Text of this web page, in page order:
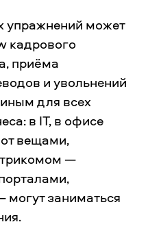
упражнений может
кадрового
приёма
и увольнений
для всех
в IT, в офисе
вещами,
—
заниматься